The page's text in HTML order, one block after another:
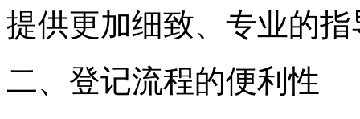
提供更加细致、专业的
二、登记流程的便利性